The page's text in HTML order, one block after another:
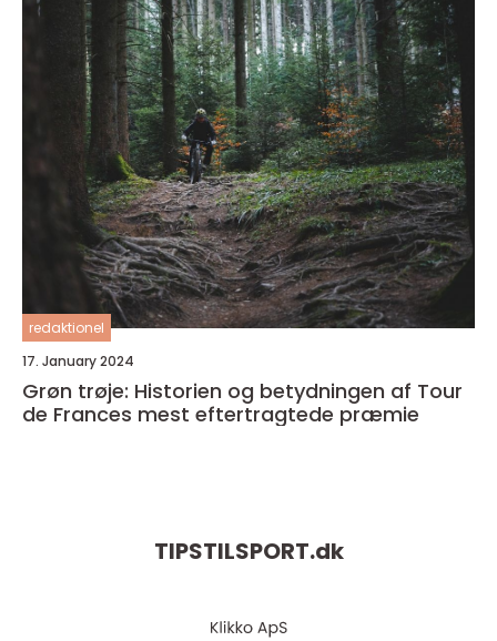
redaktionel
17. January 2024
Grøn trøje: Historien og betydningen af Tour
de Frances mest eftertragtede præmie
TIPSTILSPORT.dk